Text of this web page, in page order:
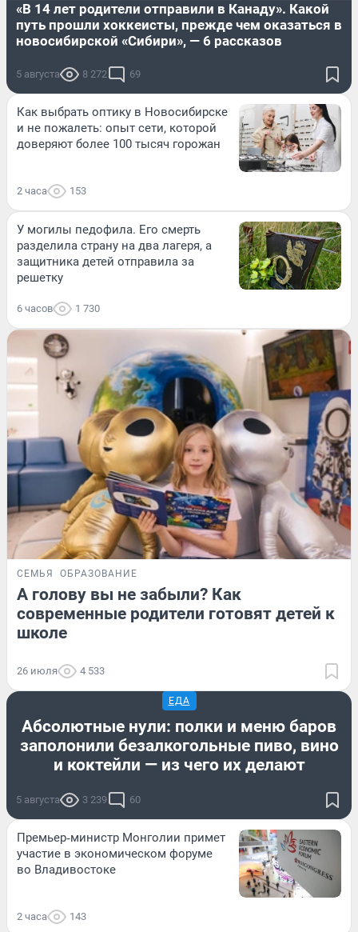
«В 14 лет родители отправили в Канаду». Какой
путь прошли хоккеисты, прежде чем оказаться в
новосибирской «Сибири», — 6 рассказов
5 августа 8 272 69
Как выбрать оптику в Новосибирске
и не пожалеть: опыт сети, которой
доверяют более 100 тысяч горожан
2 часа 153
У могилы педофила. Его смерть
разделила страну на два лагеря, а
защитника детей отправила за
решетку
6 часов 1 730
СЕМЬЯ ОБРАЗОВАНИЕ
А голову вы не забыли? Как
современные родители готовят детей к
школе
26 июля 4 533
ЕДА
Абсолютные нули: полки и меню баров
заполонили безалкогольные пиво, вино
и коктейли — из чего их делают
5 августа 3 239 60
Премьер‑министр Монголии примет
участие в экономическом форуме
во Владивостоке
2 часа 143